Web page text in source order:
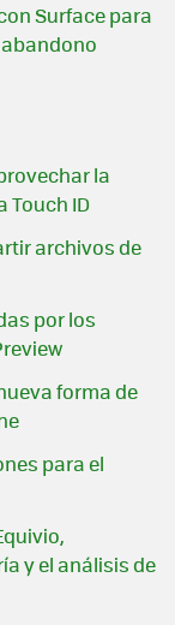
Surface para
la
Touch ID
archivos de
por los
forma de
para el
y el análisis de